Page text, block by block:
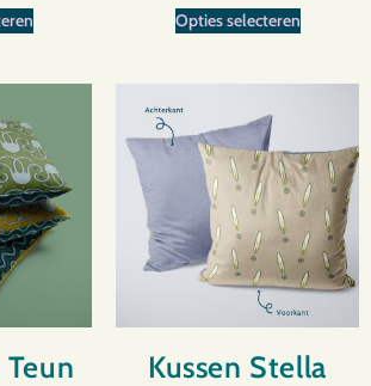
Opties selecteren
Teun Kussen Stella